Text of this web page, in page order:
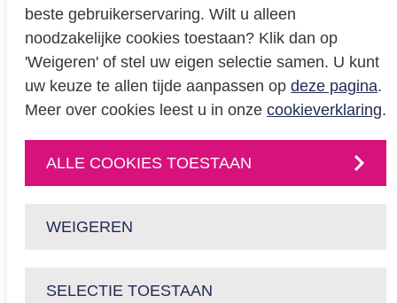
beste gebruikerservaring. Wilt u alleen
noodzakelijke cookies toestaan? Klik dan op
'Weigeren' of stel uw eigen selectie samen. U kunt
uw keuze te allen tijde aanpassen op deze pagina.
Meer over cookies leest u in onze cookieverklaring.
ALLE COOKIES TOESTAAN
WEIGEREN
SELECTIE TOESTAAN
Cookieverklaring
BREEAM certificering
Educatie
CONTACT